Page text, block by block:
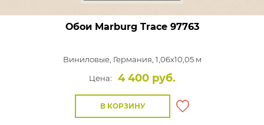
Обои Marburg Trace97763
Виниловые, Германия, 1,06x10,05 м
Цена:
4 400 руб.
В КОРЗИНУ